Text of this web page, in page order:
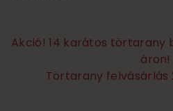
Akció! 14 karátos törtarany
áron!
Törtarany felvásárlás